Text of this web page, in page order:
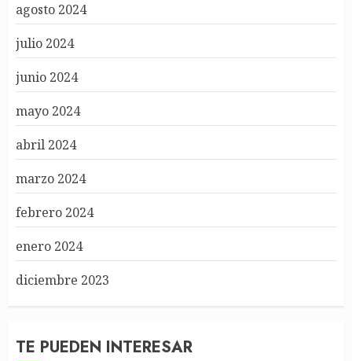
agosto 2024
julio 2024
junio 2024
mayo 2024
abril 2024
marzo 2024
febrero 2024
enero 2024
diciembre 2023
TE PUEDEN INTERESAR